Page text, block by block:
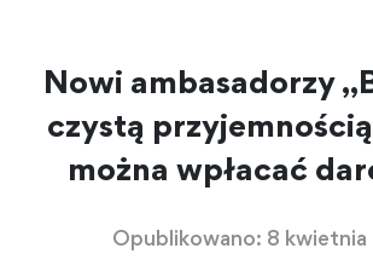
Nowi ambasadorzy
czystą
można wpłacać
Opublikowano: 8